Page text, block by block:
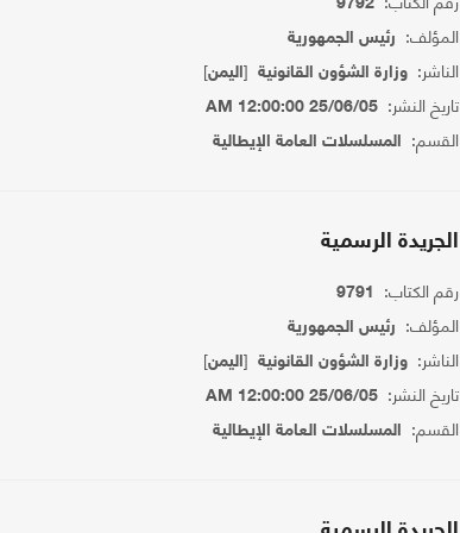
9792
المؤلف: رئيس الجمهورية
الناشر: وزارة الشؤون القانونية[اليمن]
تاريخ النشر: 25/06/05 12:00:00 AM
القسم: المسلسلات العامة الإيطالية
الجريدة الرسمية
رقم الكتاب: 9791
المؤلف: رئيس الجمهورية
الناشر: وزارة الشؤون القانونية[اليمن]
تاريخ النشر: 25/06/05 12:00:00 AM
القسم: المسلسلات العامة الإيطالية